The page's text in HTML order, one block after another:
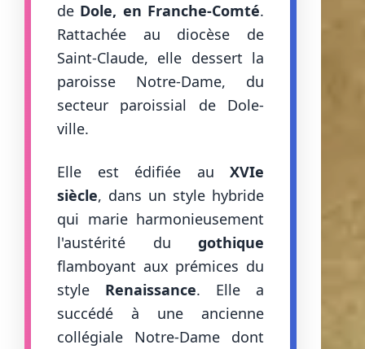
de Dole, en Franche-Comté.
Rattachée au diocèse de
Saint-Claude, elle dessert la
paroisse Notre-Dame, du
secteur paroissial de Dole-
ville.
Elle est édifiée auXVIe
siècle, dans un style hybride
qui marie harmonieusement
l'austérité dugothique
flamboyant aux prémices du
style Renaissance. Elle a
succédé à une ancienne
collégiale Notre-Dame dont